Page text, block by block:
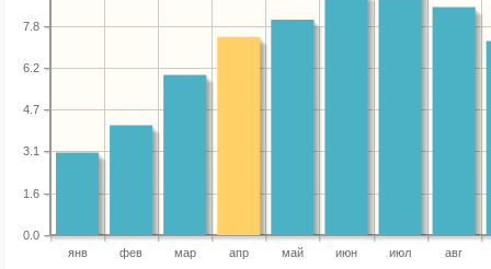
янв фев мар апр май июн июл авг
0.0
1.6
3.1
4.7
6.2
7.8